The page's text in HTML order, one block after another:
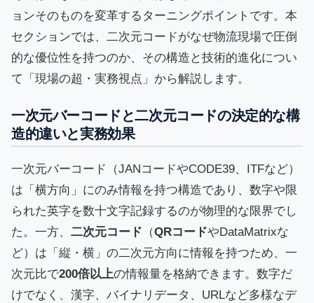
ョンそのものを変革するターニングポイントです。本
セクションでは、二次元コードがなぜ物流現場で圧倒
的な優位性を持つのか、その構造と技術的進化につい
て「現場の超・実務視点」から解説します。
一次元バーコードと二次元コードの決定的な構
造的違いと実務効果
一次元バーコード（JANコードやCODE39、ITFなど）
は「横方向」にのみ情報を持つ構造であり、数字や限
られた英字を数十文字記録するのが物理的な限界でし
た。一方、 二次元コード （QRコードやDataMatrixな
ど）は「縦・横」の二次元方向に情報を持つため、一
次元比で200倍以上の情報量を格納できます。数字だ
けでなく、漢字、バイナリデータ、URLなど多様なデ